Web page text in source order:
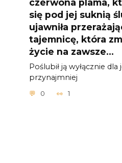
czerwona plama,
się pod jej suknią
ujawniła
tajemnicę, która
życie na zawsze…
Poślubił ją wyłącznie
przynajmniej
0 1